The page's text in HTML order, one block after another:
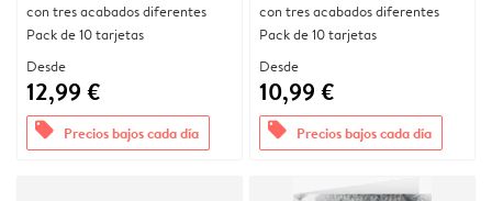
con tres acabados diferentes
Pack de 10 tarjetas
Desde
12,99 €
offers Precios bajos cada día
con tres acabados diferentes
Pack de 10 tarjetas
Desde
10,99 €
offers Precios bajos cada día